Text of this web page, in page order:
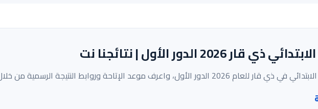
2026 الدور الأول | نتائجنا نت
واعرف موعد الإتاحة وروابط النتيجة الرسمية من خلال موقع نتائجنا نت.